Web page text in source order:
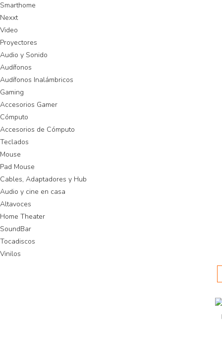
Smarthome
Nexxt
Video
Proyectores
Audio y Sonido
Audífonos
Audífonos Inalámbricos
Gaming
Accesorios Gamer
Cómputo
Accesorios de Cómputo
Teclados
Mouse
Pad Mouse
Cables, Adaptadores y Hub
Audio y cine en casa
Altavoces
Home Theater
SoundBar
Tocadiscos
Vinilos